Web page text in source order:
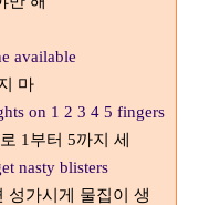
available
마
on 1 2 3 4 5 fingers
1 부터 5까지 세
nasty blisters
성가시게 물집이 생